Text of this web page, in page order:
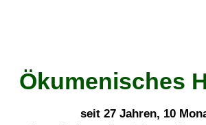
Ökumenisches
seit 27 Jahren, 10